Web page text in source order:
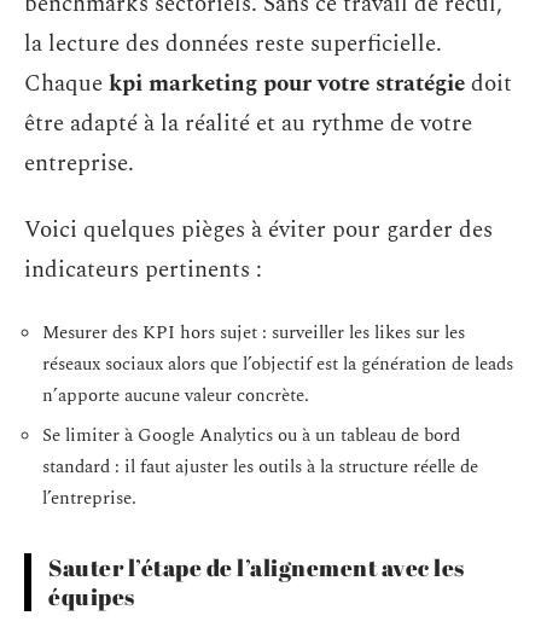
la lecture des données reste superficielle.
Chaquekpi marketing pour votre stratégiedoit
être adapté à la réalité et au rythme de votre
entreprise.
Voici quelques pièges à éviter pour garder des
indicateurs pertinents :
Mesurer des KPI hors sujet : surveiller les likes sur les
réseaux sociaux alors que l’objectif est la génération de leads
n’apporte aucune valeur concrète.
Se limiter à Google Analytics ou à un tableau de bord
standard : il faut ajuster les outils à la structure réelle de
l’entreprise.
Sauter l’étape de l’alignement avec les
équipes